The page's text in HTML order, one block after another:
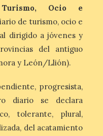
la
los
cada
tres
los […]
Ocio e
de turismo, ocio e
dirigido a jóvenes y
del antiguo
y León/Llión).
progresista,
diario se declara
tolerante, plural,
del acatamiento